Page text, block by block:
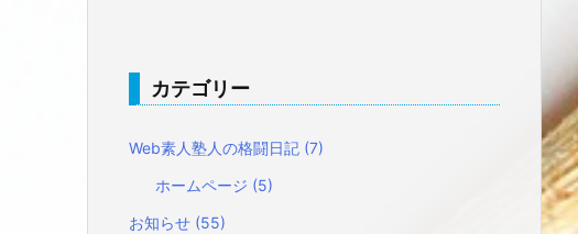
カテゴリー
Web素人塾人の格闘日記 (7)
ホームページ (5)
お知らせ (55)